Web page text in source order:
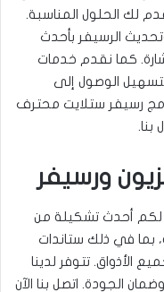
لك الحلول المناسبة.
الرسيفر بأحدث
كما نقدم خدمات
الوصول إلى
رسيفر ستلايت محترف
بنا.
ورسيفر
لكم أحدث تشكيلة من
بما في ذلك ستاندات
الأذواق. تتوفر لدينا
الجودة. اتصل بنا الآن